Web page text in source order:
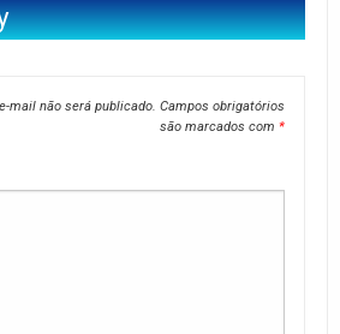
mail não será publicado. Campos obrigatórios
são marcados com *